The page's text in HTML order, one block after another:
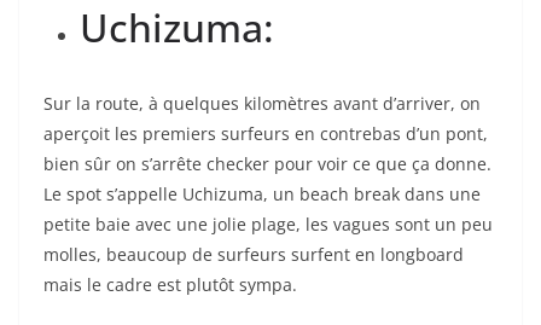
Uchizuma:
Sur la route, à quelques kilomètres avant d’arriver, on
aperçoit les premiers surfeurs en contrebas d’un pont,
bien sûr on s’arrête checker pour voir ce que ça donne.
Le spot s’appelle Uchizuma, un beach break dans une
petite baie avec une jolie plage, les vagues sont un peu
molles, beaucoup de surfeurs surfent en longboard
mais le cadre est plutôt sympa.